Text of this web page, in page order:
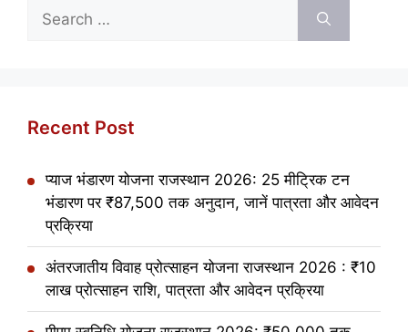
for:
Recent Post
प्याज भंडारण योजना राजस्थान 2026: 25 मीट्रिक टन
भंडारण पर ₹87,500 तक अनुदान, जानें पात्रता और आवेदन
प्रक्रिया
अंतरजातीय विवाह प्रोत्साहन योजना राजस्थान 2026 : ₹10
लाख प्रोत्साहन राशि, पात्रता और आवेदन प्रक्रिया